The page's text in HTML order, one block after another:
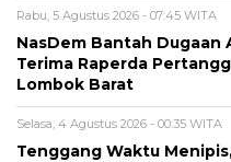
Rabu, 5 Agustus 2026 - 07:45 WITA
NasDem Bantah Dugaan
Terima Raperda
Lombok Barat
Selasa, 4 Agustus 2026 - 00:35 WITA
Tenggang Waktu